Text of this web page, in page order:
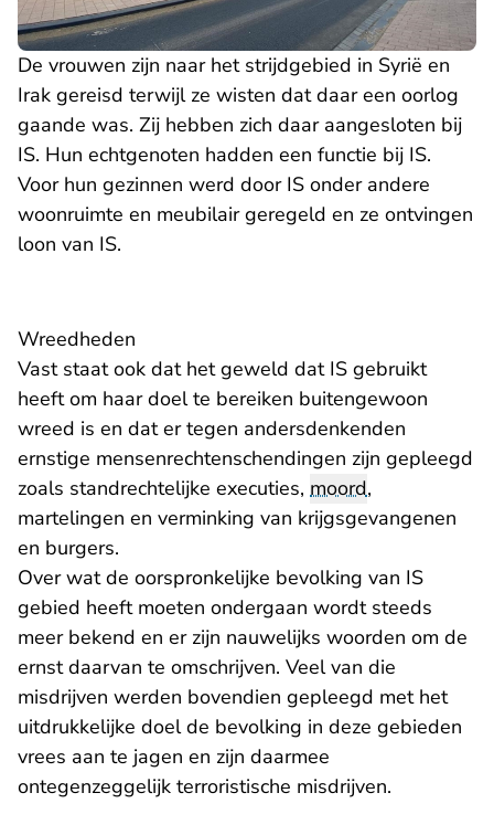
De vrouwen zijn naar het strijdgebied in Syrië en
Irak gereisd terwijl ze wisten dat daar een oorlog
gaande was. Zij hebben zich daar aangesloten bij
IS. Hun echtgenoten hadden een functie bij IS.
Voor hun gezinnen werd door IS onder andere
woonruimte en meubilair geregeld en ze ontvingen
loon van IS.
Wreedheden
Vast staat ook dat het geweld dat IS gebruikt
heeft om haar doel te bereiken buitengewoon
wreed is en dat er tegen andersdenkenden
ernstige mensenrechtenschendingen zijn gepleegd
zoals standrechtelijke executies, moord,
martelingen en verminking van krijgsgevangenen
en burgers.
Over wat de oorspronkelijke bevolking van IS
gebied heeft moeten ondergaan wordt steeds
meer bekend en er zijn nauwelijks woorden om de
ernst daarvan te omschrijven. Veel van die
misdrijven werden bovendien gepleegd met het
uitdrukkelijke doel de bevolking in deze gebieden
vrees aan te jagen en zijn daarmee
ontegenzeggelijk terroristische misdrijven.